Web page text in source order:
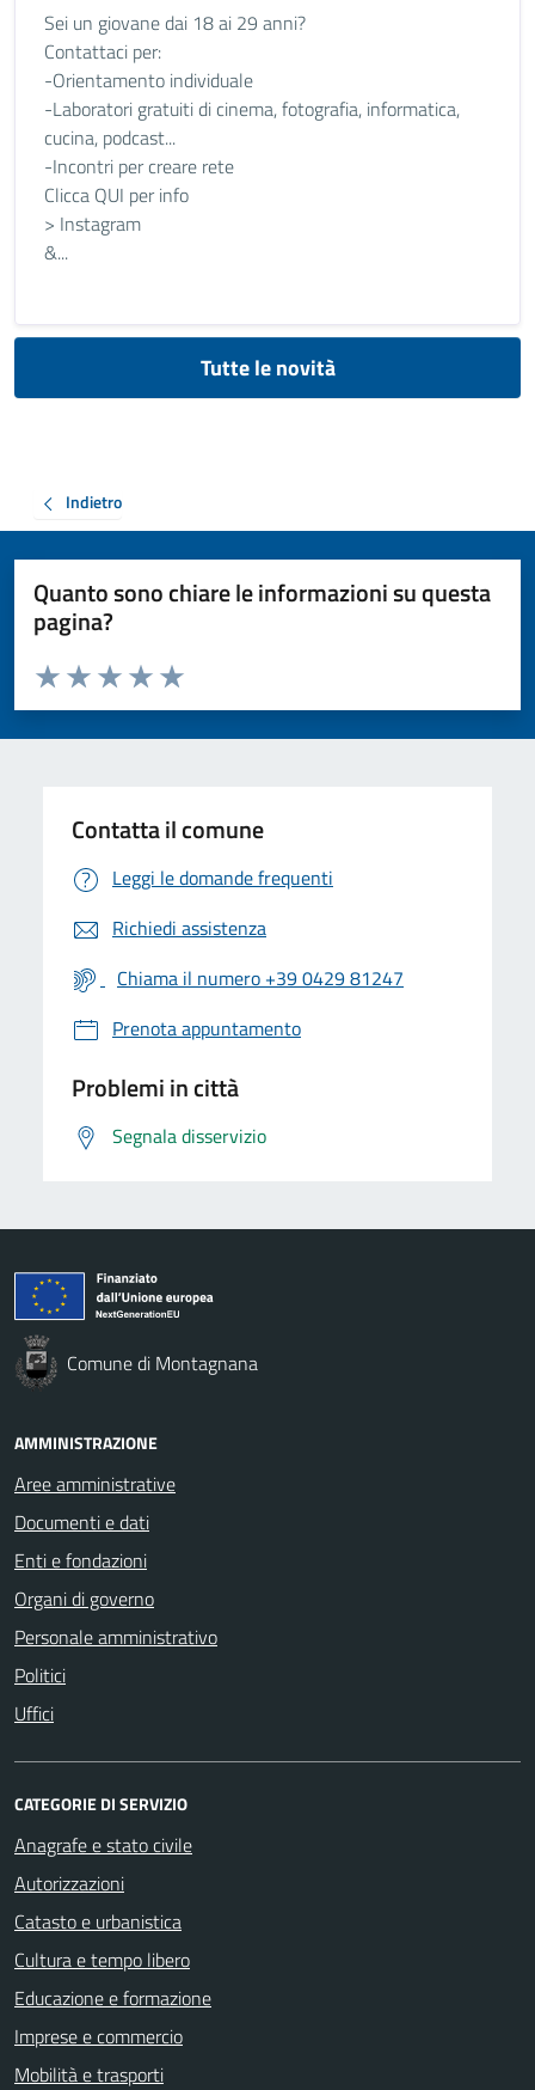
Sei un giovane dai 18 ai 29 anni?
Contattaci per:
-Orientamento individuale
-Laboratori gratuiti di cinema, fotografia, informatica,
cucina, podcast...
-Incontri per creare rete
Clicca QUI per info
> Instagram
&...
Tutte le novità
Indietro
Quanto sono chiare le informazioni su questa
pagina?
Valuta da 1 a 5 stelle la pagina
Valuta 5 stelle su 5
Valuta 4 stelle su 5
Valuta 3 stelle su 5
Valuta 2 stelle su 5
Valuta 1 stelle su 5
Contatta il comune
Leggi le domande frequenti
Richiedi assistenza
Chiama il numero +39 0429 81247
Prenota appuntamento
Problemi in città
Segnala disservizio
Comune di Montagnana
AMMINISTRAZIONE
Aree amministrative
Documenti e dati
Enti e fondazioni
Organi di governo
Personale amministrativo
Politici
Uffici
CATEGORIE DI SERVIZIO
Anagrafe e stato civile
Autorizzazioni
Catasto e urbanistica
Cultura e tempo libero
Educazione e formazione
Imprese e commercio
Mobilità e trasporti